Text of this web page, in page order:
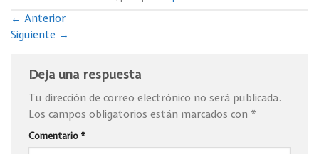
← Anterior
Siguiente →
Deja una respuesta
Tu dirección de correo electrónico no será publicada.
Los campos obligatorios están marcados con *
Comentario *